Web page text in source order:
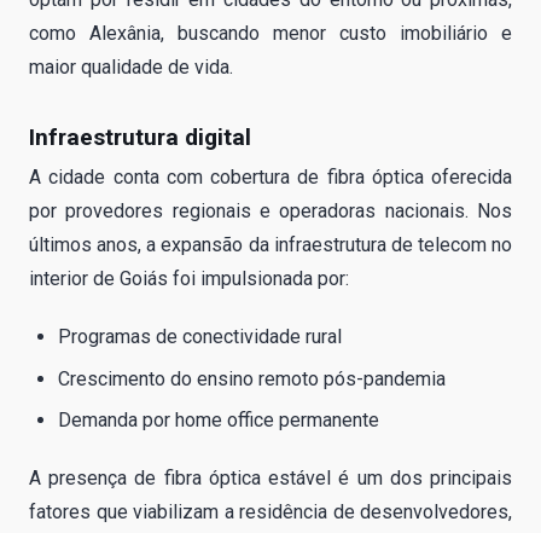
como Alexânia, buscando menor custo imobiliário e
maior qualidade de vida.
Infraestrutura digital
A cidade conta com cobertura de fibra óptica oferecida
por provedores regionais e operadoras nacionais. Nos
últimos anos, a expansão da infraestrutura de telecom no
interior de Goiás foi impulsionada por:
Programas de conectividade rural
Crescimento do ensino remoto pós-pandemia
Demanda por home office permanente
A presença de fibra óptica estável é um dos principais
fatores que viabilizam a residência de desenvolvedores,